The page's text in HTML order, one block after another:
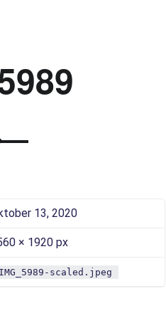
13, 2020
× 1920 px
IMG_5989-scaled.jpeg